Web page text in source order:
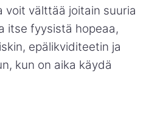
voit välttää joitain suuria
itse fyysistä hopeaa,
epälikviditeetin ja
kun on aika käydä